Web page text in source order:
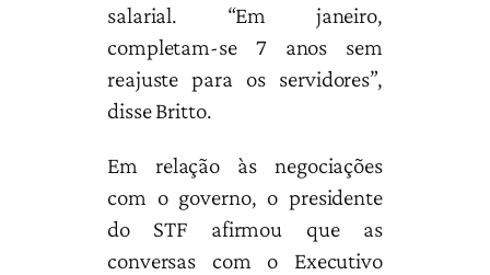
salarial. “Em janeiro,
completam-se 7 anos sem
reajuste para os servidores”,
disse Britto.
Em relação às negociações
com o governo, o presidente
do STF afirmou que as
conversas com o Executivo